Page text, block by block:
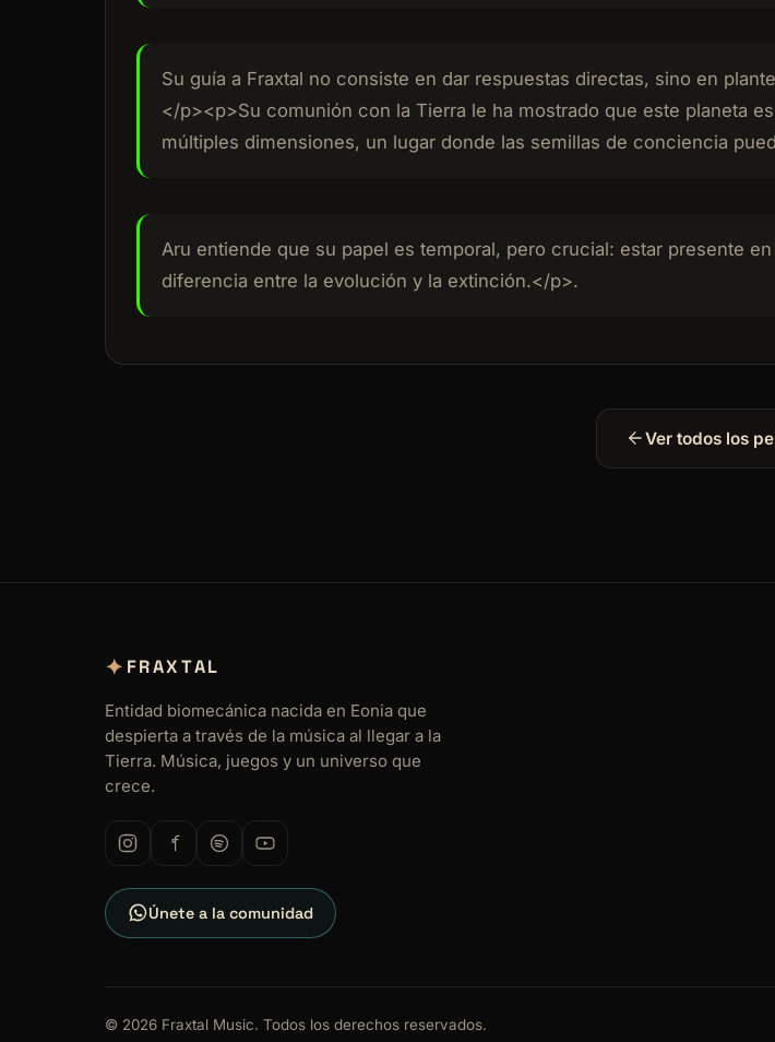
Su guía a Fraxtal no consiste en dar respuestas directas, sino en
</p><p>Su comunión con la Tierra le ha mostrado que este planeta
múltiples dimensiones, un lugar donde las semillas de conciencia
Aru entiende que su papel es temporal, pero crucial: estar presente
diferencia entre la evolución y la extinción.</p>.
Ver todos los
✦ FRAXTAL
Entidad biomecánica nacida en Eonia que
despierta a través de la música al llegar a la
Tierra. Música, juegos y un universo que
crece.
Únete a la comunidad
© 2026 Fraxtal Music. Todos los derechos reservados.